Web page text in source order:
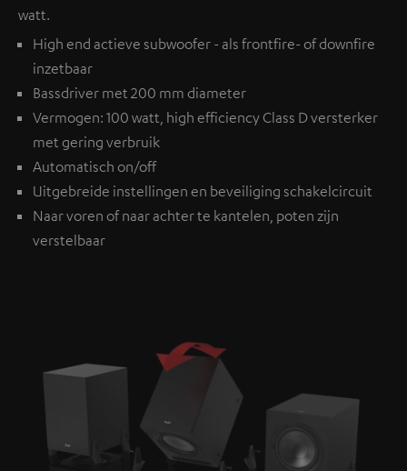
watt.
High end actieve subwoofer - als frontfire- of downfire
inzetbaar
Bassdriver met 200 mm diameter
Vermogen: 100 watt, high efficiency Class D versterker
met gering verbruik
Automatisch on/off
Uitgebreide instellingen en beveiliging schakelcircuit
Naar voren of naar achter te kantelen, poten zijn
verstelbaar